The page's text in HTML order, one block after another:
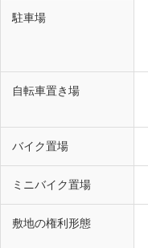
駐車場
自転車置き場
バイク置場
ミニバイク置場
敷地の権利形態